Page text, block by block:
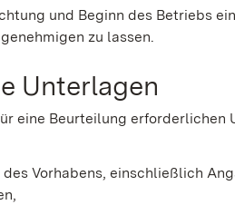
und Beginn des Betriebs
zu lassen.
Unterlagen
eine Beurteilung
Vorhabens, einschließlich